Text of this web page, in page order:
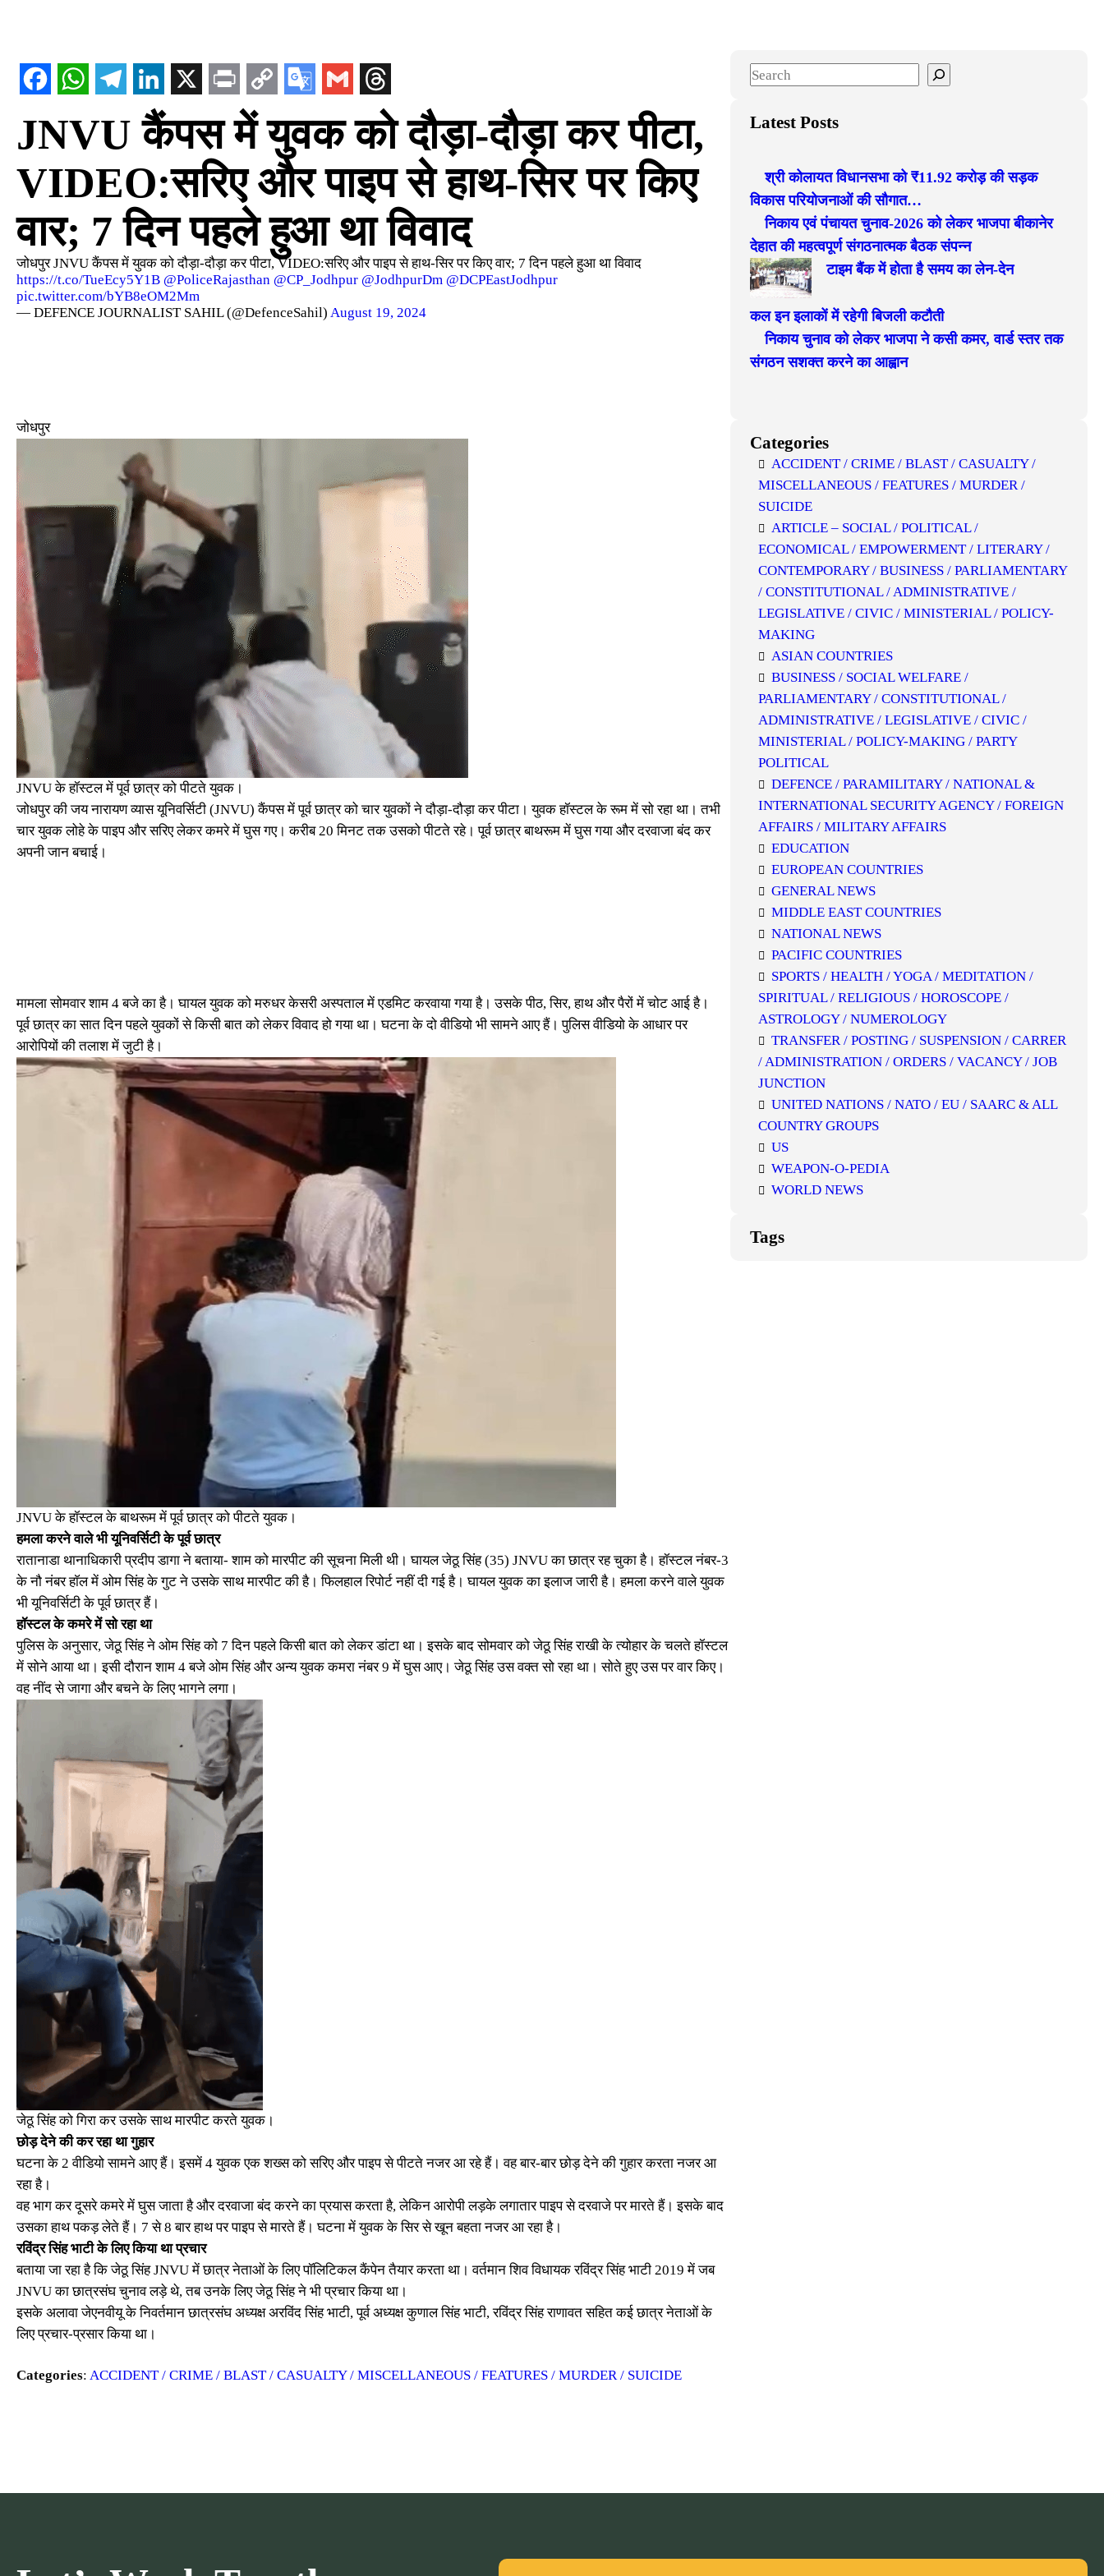
JNVU कैंपस में युवक को दौड़ा-दौड़ा कर पीटा,
VIDEO:सरिए और पाइप से हाथ-सिर पर किए
वार; 7 दिन पहले हुआ था विवाद
जोधपुर JNVU कैंपस में युवक को दौड़ा-दौड़ा कर पीटा, VIDEO:सरिए और पाइप से हाथ-सिर पर किए वार; 7 दिन पहले हुआ था विवाद
https://t.co/TueEcy5Y1B @PoliceRajasthan @CP_Jodhpur @JodhpurDm @DCPEastJodhpur
pic.twitter.com/bYB8eOM2Mm
— DEFENCE JOURNALIST SAHIL (@DefenceSahil) August 19, 2024
जोधपुर
JNVU के हॉस्टल में पूर्व छात्र को पीटते युवक।
जोधपुर की जय नारायण व्यास यूनिवर्सिटी (JNVU) कैंपस में पूर्व छात्र को चार युवकों ने दौड़ा-दौड़ा कर पीटा। युवक हॉस्टल के रूम में सो रहा था। तभी
चार युवक लोहे के पाइप और सरिए लेकर कमरे में घुस गए। करीब 20 मिनट तक उसको पीटते रहे। पूर्व छात्र बाथरूम में घुस गया और दरवाजा बंद कर
अपनी जान बचाई।
मामला सोमवार शाम 4 बजे का है। घायल युवक को मरुधर केसरी अस्पताल में एडमिट करवाया गया है। उसके पीठ, सिर, हाथ और पैरों में चोट आई है।
पूर्व छात्र का सात दिन पहले युवकों से किसी बात को लेकर विवाद हो गया था। घटना के दो वीडियो भी सामने आए हैं। पुलिस वीडियो के आधार पर
आरोपियों की तलाश में जुटी है।
JNVU के हॉस्टल के बाथरूम में पूर्व छात्र को पीटते युवक।
हमला करने वाले भी यूनिवर्सिटी के पूर्व छात्र
रातानाडा थानाधिकारी प्रदीप डागा ने बताया- शाम को मारपीट की सूचना मिली थी। घायल जेठू सिंह (35) JNVU का छात्र रह चुका है। हॉस्टल नंबर-3
के नौ नंबर हाॅल में ओम सिंह के गुट ने उसके साथ मारपीट की है। फिलहाल रिपोर्ट नहीं दी गई है। घायल युवक का इलाज जारी है। हमला करने वाले युवक
भी यूनिवर्सिटी के पूर्व छात्र हैं।
हॉस्टल के कमरे में सो रहा था
पुलिस के अनुसार, जेठू सिंह ने ओम सिंह को 7 दिन पहले किसी बात को लेकर डांटा था। इसके बाद सोमवार को जेठू सिंह राखी के त्योहार के चलते हॉस्टल
में सोने आया था। इसी दौरान शाम 4 बजे ओम सिंह और अन्य युवक कमरा नंबर 9 में घुस आए। जेठू सिंह उस वक्त सो रहा था। सोते हुए उस पर वार किए।
वह नींद से जागा और बचने के लिए भागने लगा।
जेठू सिंह को गिरा कर उसके साथ मारपीट करते युवक।
छोड़ देने की कर रहा था गुहार
घटना के 2 वीडियो सामने आए हैं। इसमें 4 युवक एक शख्स को सरिए और पाइप से पीटते नजर आ रहे हैं। वह बार-बार छोड़ देने की गुहार करता नजर आ
रहा है।
वह भाग कर दूसरे कमरे में घुस जाता है और दरवाजा बंद करने का प्रयास करता है, लेकिन आरोपी लड़के लगातार पाइप से दरवाजे पर मारते हैं। इसके बाद
उसका हाथ पकड़ लेते हैं। 7 से 8 बार हाथ पर पाइप से मारते हैं। घटना में युवक के सिर से खून बहता नजर आ रहा है।
रविंद्र सिंह भाटी के लिए किया था प्रचार
बताया जा रहा है कि जेठू सिंह JNVU में छात्र नेताओं के लिए पॉलिटिकल कैंपेन तैयार करता था। वर्तमान शिव विधायक रविंद्र सिंह भाटी 2019 में जब
JNVU का छात्रसंघ चुनाव लड़े थे, तब उनके लिए जेठू सिंह ने भी प्रचार किया था।
इसके अलावा जेएनवीयू के निवर्तमान छात्रसंघ अध्यक्ष अरविंद सिंह भाटी, पूर्व अध्यक्ष कुणाल सिंह भाटी, रविंद्र सिंह राणावत सहित कई छात्र नेताओं के
लिए प्रचार-प्रसार किया था।
Categories: ACCIDENT / CRIME / BLAST / CASUALTY / MISCELLANEOUS / FEATURES / MURDER / SUICIDE
S
a
Latest Posts
श्री कोलायत विधानसभा को ₹11.92 करोड़ की सड़क
विकास परियोजनाओं की सौगात…
निकाय एवं पंचायत चुनाव-2026 को लेकर भाजपा बीकानेर
देहात की महत्वपूर्ण संगठनात्मक बैठक संपन्न
टाइम बैंक में होता है समय का लेन-देन
कल इन इलाकों में रहेगी बिजली कटौती
निकाय चुनाव को लेकर भाजपा ने कसी कमर, वार्ड स्तर तक
संगठन सशक्त करने का आह्वान
Categories
ACCIDENT / CRIME / BLAST / CASUALTY /
MISCELLANEOUS / FEATURES / MURDER /
SUICIDE
ARTICLE – SOCIAL / POLITICAL /
ECONOMICAL / EMPOWERMENT / LITERARY /
CONTEMPORARY / BUSINESS / PARLIAMENTARY
/ CONSTITUTIONAL / ADMINISTRATIVE /
LEGISLATIVE / CIVIC / MINISTERIAL / POLICY-
MAKING
ASIAN COUNTRIES
BUSINESS / SOCIAL WELFARE /
PARLIAMENTARY / CONSTITUTIONAL /
ADMINISTRATIVE / LEGISLATIVE / CIVIC /
MINISTERIAL / POLICY-MAKING / PARTY
POLITICAL
DEFENCE / PARAMILITARY / NATIONAL &
INTERNATIONAL SECURITY AGENCY / FOREIGN
AFFAIRS / MILITARY AFFAIRS
EDUCATION
EUROPEAN COUNTRIES
GENERAL NEWS
MIDDLE EAST COUNTRIES
NATIONAL NEWS
PACIFIC COUNTRIES
SPORTS / HEALTH / YOGA / MEDITATION /
SPIRITUAL / RELIGIOUS / HOROSCOPE /
ASTROLOGY / NUMEROLOGY
TRANSFER / POSTING / SUSPENSION / CARRER
/ ADMINISTRATION / ORDERS / VACANCY / JOB
JUNCTION
UNITED NATIONS / NATO / EU / SAARC & ALL
COUNTRY GROUPS
US
WEAPON-O-PEDIA
WORLD NEWS
Tags